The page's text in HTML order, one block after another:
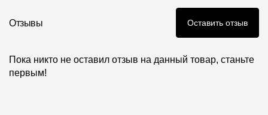
Отзывы Оставить отзыв
Пока никто не оставил отзыв на данный товар, станьте
первым!